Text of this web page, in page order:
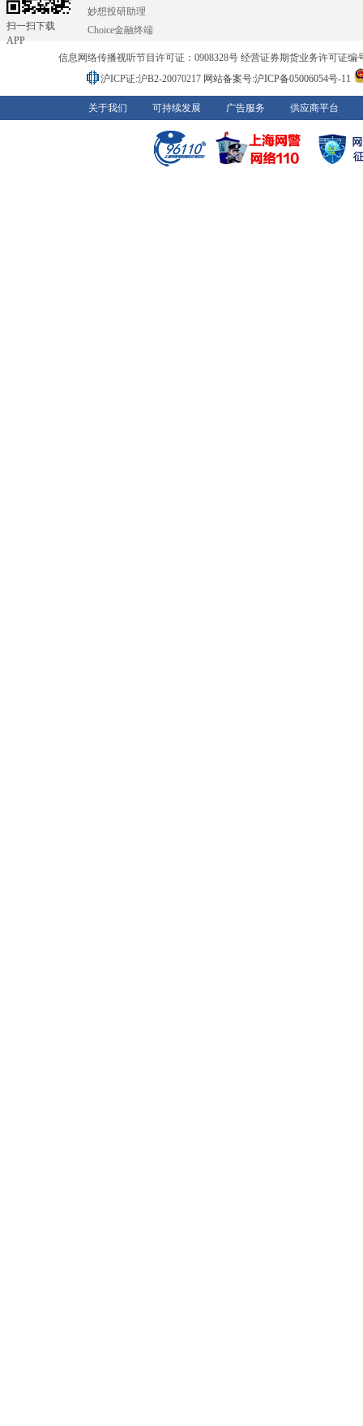
扫一扫下载
APP
妙想投研助理
Choice金融终端
信息网络传播视听节目许可证：0908328号 经营证券期货业务许可证编
沪ICP证:沪B2-20070217 网站备案号:沪ICP备05006054号-11
关于我们 可持续发展 广告服务 供应商平台